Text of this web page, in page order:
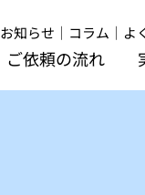
お知らせ ｜ コラム ｜ よ
ご依頼の流れ